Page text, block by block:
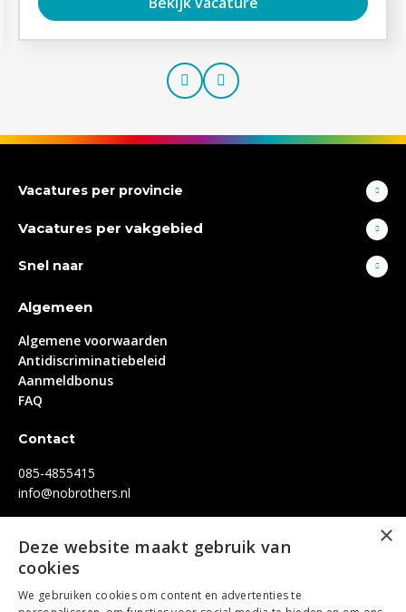
PrevNext
Vacatures per provincie
Vacatures per vakgebied
Snel naar
Algemeen
Algemene voorwaarden
Antidiscriminatiebeleid
Aanmeldbonus
FAQ
Contact
085-4855415
info@nobrothers.nl
Facebook
×
Deze website maakt gebruik van
cookies
We gebruiken cookies om content en advertenties te